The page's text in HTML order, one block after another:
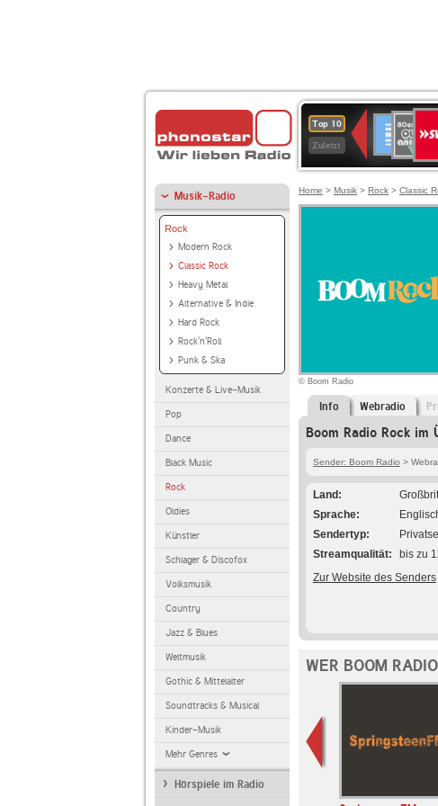
Top 10
Zuletzt
80er
90er
OLDIE
SWR
NDR
2
Musik-Radio
Rock
Modern Rock
Classic Rock
Heavy Metal
Alternative & Indie
Hard Rock
Rock'n'Roll
Punk & Ska
Konzerte & Live-Musik
Pop
Dance
Black Music
Rock
Oldies
Künstler
Schlager & Discofox
Volksmusik
Country
Jazz & Blues
Weltmusik
Gothic & Mittelalter
Soundtracks & Musical
Kinder-Musik
Mehr Genres
Hörspiele im Radio
Home > Musik > Rock > Classic
© Boom Radio
Info Webradio
Boom Radio Rock im
Sender: Boom Radio >
Land
Sprache
Sendertyp
Streamqualität
bis zu
Zur Website des Senders
WER BOOM